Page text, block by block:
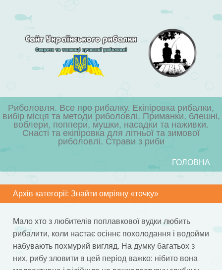
Риболовля. Все про рибалку. Екіпіровка рибалки,
вибір місця та методи риболовлі. Приманки, блешні,
воблери, поппери, мушки, насадки та наживки.
Снасті та екіпіровка для літньої та зимової
риболовлі. Страви з риби
Menu ГОЛОВНА
Архів категорії: Знайти омріяну «точку»
Мало хто з любителів поплавкової вудки любить
рибалити, коли настає осіннє похолодання і водойми
набувають похмурий вигляд. На думку багатьох з
них, рибу зловити в цей період важко: нібито вона